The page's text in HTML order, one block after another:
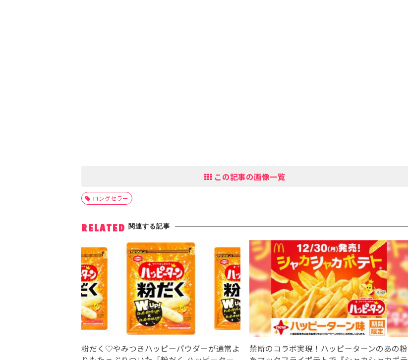
この記事の画像一覧
ロングセラー
RELATED 関連する記事
粉だく♡やみつきハッピーパウダーが通常よ
禁断のコラボ実現！ハッピーターンのあの粉